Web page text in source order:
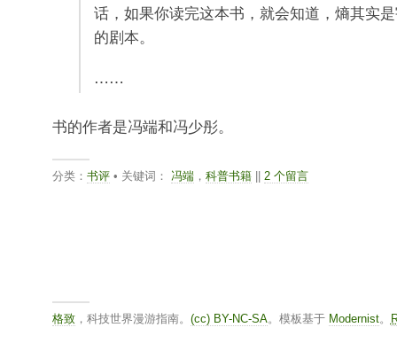
话，如果你读完这本书，就会知道，熵其实
的剧本。
⋯⋯
书的作者是冯端和冯少彤。
分类： 书评• 关键词： 冯端， 科普书籍|| 2 个留言
格致，科技世界漫游指南。 (cc) BY-NC-SA。模板基于 Modernist。